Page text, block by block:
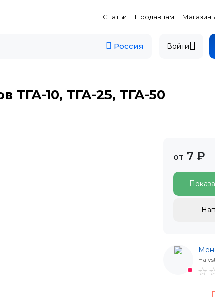
Статьи Продавцам
Россия Войти
10, ТГА-25, ТГА-50
от 7 ₽
На